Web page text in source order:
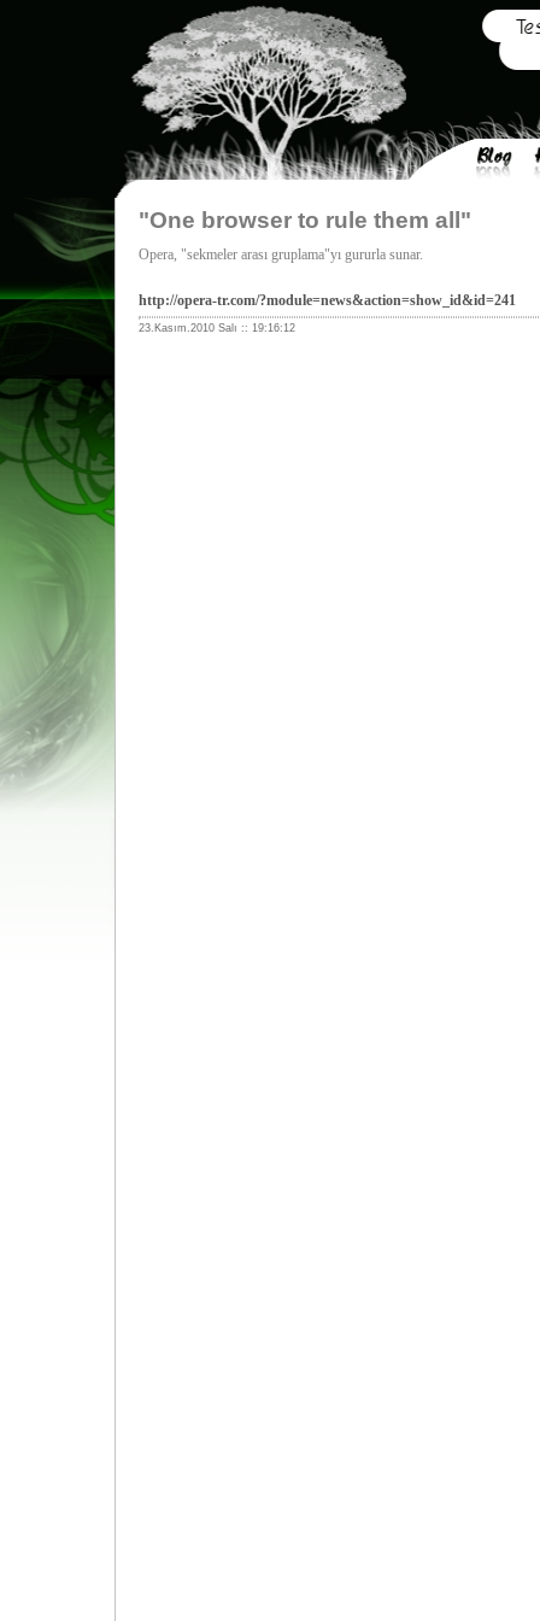
"One browser to rule them all"
Opera, "sekmeler arası gruplama"yı gururla sunar.
http://opera-tr.com/?module=news&action=show_id&id=241
23.Kasım.2010 Salı :: 19:16:12